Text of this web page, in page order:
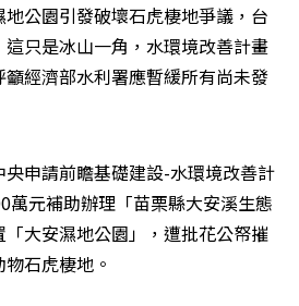
公園引發破壞石虎棲地爭議，台
只是冰山一角，水環境改善計畫
經濟部水利署應暫緩所有尚未發
申請前瞻基礎建設-水環境改善計
萬元補助辦理「苗栗縣大安溪生態
大安濕地公園」，遭批花公帑摧
石虎棲地。